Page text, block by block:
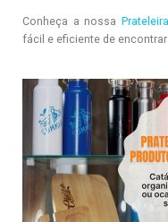
Conheça a nossa
fácil e eficiente de